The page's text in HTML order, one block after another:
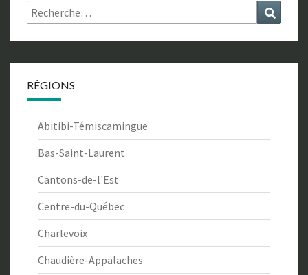
Rechercher :
RÉGIONS
Abitibi-Témiscamingue
Bas-Saint-Laurent
Cantons-de-l'Est
Centre-du-Québec
Charlevoix
Chaudière-Appalaches